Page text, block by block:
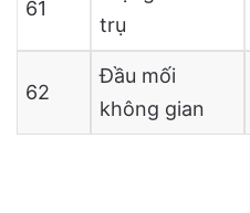
61
trụ
62
Đầu mối
không gian